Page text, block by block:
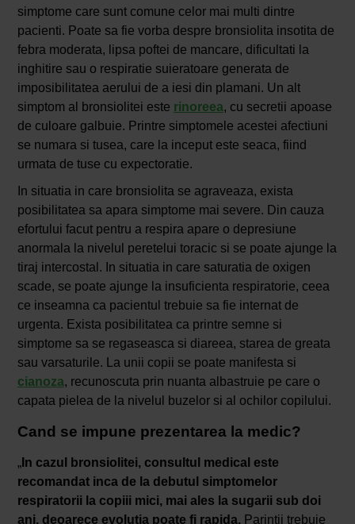
simptome care sunt comune celor mai multi dintre
pacienti. Poate sa fie vorba despre bronsiolita insotita de
febra moderata, lipsa poftei de mancare, dificultati la
inghitire sau o respiratie suieratoare generata de
imposibilitatea aerului de a iesi din plamani. Un alt
simptom al bronsiolitei este rinoreea, cu secretii apoase
de culoare galbuie. Printre simptomele acestei afectiuni
se numara si tusea, care la inceput este seaca, fiind
urmata de tuse cu expectoratie.
In situatia in care bronsiolita se agraveaza, exista
posibilitatea sa apara simptome mai severe. Din cauza
efortului facut pentru a respira apare o depresiune
anormala la nivelul peretelui toracic si se poate ajunge la
tiraj intercostal. In situatia in care saturatia de oxigen
scade, se poate ajunge la insuficienta respiratorie, ceea
ce inseamna ca pacientul trebuie sa fie internat de
urgenta. Exista posibilitatea ca printre semne si
simptome sa se regaseasca si diareea, starea de greata
sau varsaturile. La unii copii se poate manifesta si
cianoza, recunoscuta prin nuanta albastruie pe care o
capata pielea de la nivelul buzelor si al ochilor copilului.
Cand se impune prezentarea la medic?
„In cazul bronsiolitei, consultul medical este
recomandat inca de la debutul simptomelor
respiratorii la copiii mici, mai ales la sugarii sub doi
ani, deoarece evolutia poate fi rapida. Parintii trebuie